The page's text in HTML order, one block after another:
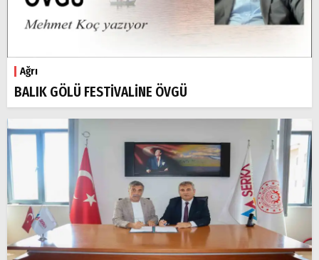
Ağrı
BALIK GÖLÜ FESTİVALİNE ÖVGÜ